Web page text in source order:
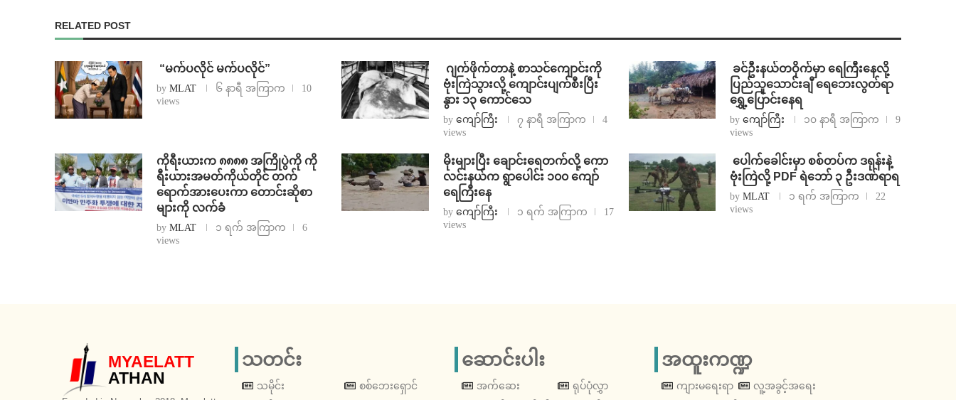
RELATED POST
⁨ ⁨“မက်ပလိုင် မက်ပလိုင်”
by MLAT ၆ နာရီ အကြာက
10
views
⁨⁩ ⁨ဂျက်ဖိုက်တာနဲ့ စာသင်ကျောင်းကို
ဗုံးကြဲသွားလို့ ကျောင်းပျက်စီးပြီး
နွား ၁၃ ကောင်သေ
by ကျော်ကြီး ၇ နာရီ အကြာက
4
views
⁩ ⁨ခင်ဦးနယ်တဝိုက်မှာ ရေကြီးနေလို့
ပြည်သူသောင်းချီ ရေဘေးလွတ်ရာ
ရွှေ့ပြောင်းနေရ
byကျော်ကြီး ၁၀ နာရီ အကြာက
9
views
ကိုရီးယားက ၈၈၈၈ အကြိုပွဲကို ကို
ရီးယားအမတ်ကိုယ်တိုင် တက်
ရောက်အားပေးကာ တောင်းဆိုစာ
များကို လက်ခံ
by MLAT ၁ ရက် အကြာက
6
views
⁨မိုးများပြီး ချောင်းရေတက်လို့ ကော
လင်းနယ်က ရွာပေါင်း ၁၀၀ ကျော်
ရေကြီးနေ
by ကျော်ကြီး ၁ ရက် အကြာက
17
views
⁩ ⁨ပေါက်ခေါင်းမှာ စစ်တပ်က ဒရုန်းနဲ့
ဗုံးကြဲလို့ PDF ရဲဘော် ၃ ဦးဒဏ်ရာရ
byMLAT ၁ ရက် အကြာက
22
views
MYAELATT
ATHAN
သတင်း
သမိုင်း စစ်ဘေးရှောင်
ဆောင်းပါး
အက်ဆေး ရုပ်ပုံလွှာ
အထူးကဏ္ဍ
ကျားမရေးရာ လူ့အခွင့်အရေး